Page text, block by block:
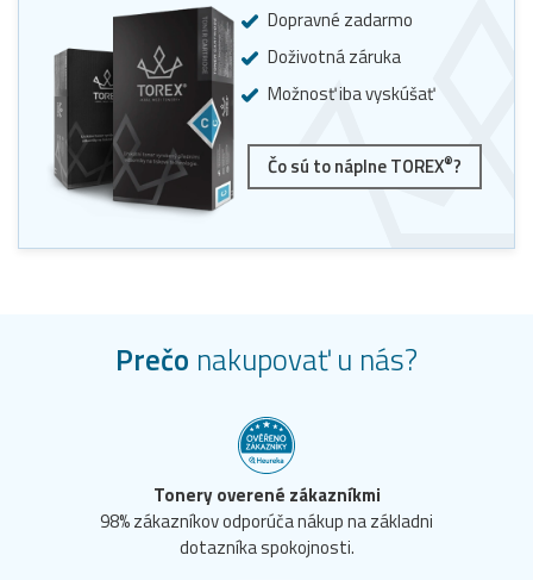
Dopravné zadarmo
Doživotná záruka
Možnosť iba vyskúšať
Čo sú to náplne TOREX®?
Prečo nakupovať u nás?
Tonery overené zákazníkmi
98% zákazníkov odporúča nákup na základni
dotazníka spokojnosti.